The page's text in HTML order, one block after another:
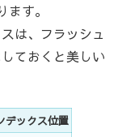
す。
は、フラッシュ
ておくと美しい
デックス位置